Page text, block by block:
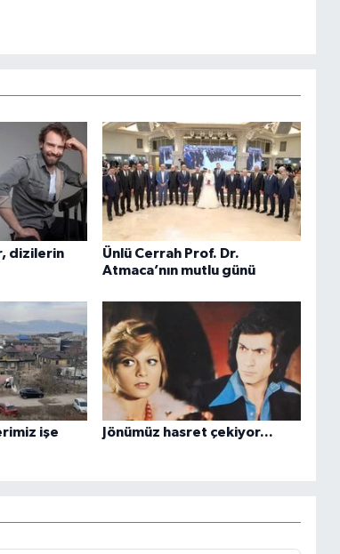
dizilerin
Ünlü Cerrah Prof. Dr.
Atmaca’nın mutlu günü
işe
Jönümüz hasret çekiyor...